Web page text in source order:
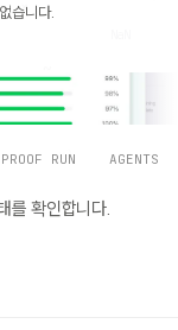
습니다.
PROOF RUN AGENTS
를 확인합니다.